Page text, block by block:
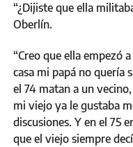
“¿Dijiste que ella
Oberlín.
“Creo que ella empezó
casa mi papá no quería
el 74 matan a un
mi viejo ya le gustaba
discusiones. Y en el 75
que el viejo siempre